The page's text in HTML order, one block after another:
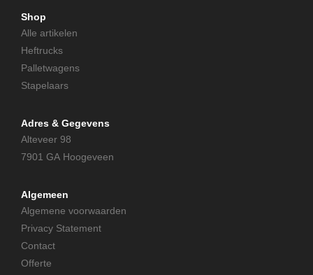
Shop
Alle artikelen
Heftrucks
Palletwagens
Stapelaars
Adres & Gegevens
Alteveer 98
7901 GA Hoogeveen
Algemeen
Algemene voorwaarden
Privacy Statement
Contact
Offerte